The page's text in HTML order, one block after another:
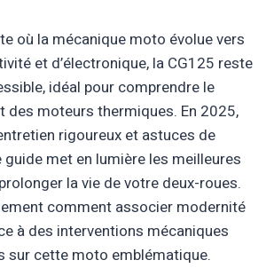
où la mécanique moto évolue vers
et d’électronique, la CG125 reste
idéal pour comprendre le
moteurs thermiques. En 2025,
rigoureux et astuces de
met en lumière les meilleures
la vie de votre deux-roues.
comment associer modernité
à des interventions mécaniques
sur cette moto emblématique.